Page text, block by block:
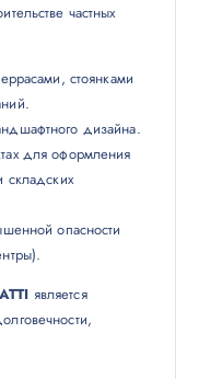
частных
стоянками
дизайна.
для оформления
складских
опасности
является